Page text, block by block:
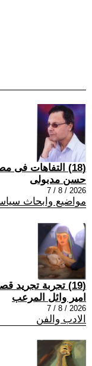
(18) التفاهات فى مصر!؟
حسن مدبولى
2026 / 8 / 7
مواضيع وابحاث
(19) تجربة تجريد قصصية 1996
امير وائل المرعب
2026 / 8 / 7
الادب والفن